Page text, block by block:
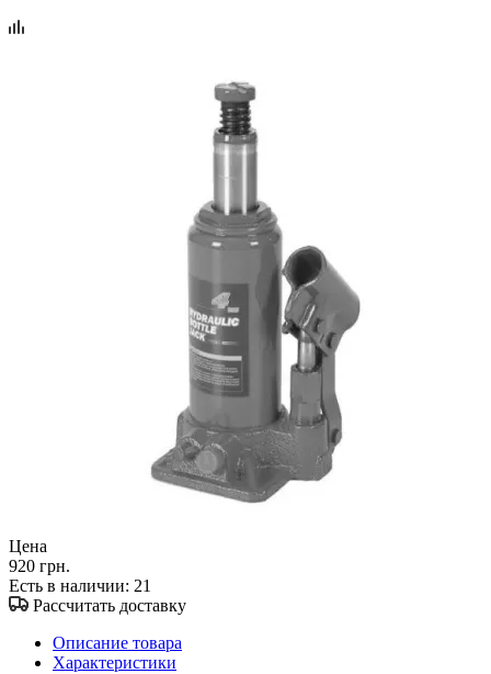
Цена
920 грн.
Есть в наличии: 21
Рассчитать доставку
Описание товара
Характеристики